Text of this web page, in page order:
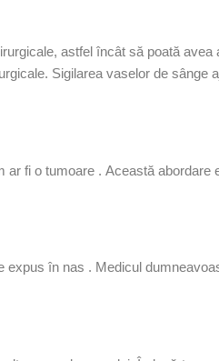
astfel încât să poată
Sigilarea vaselor de sânge
ar fi o tumoare . Această abordare
expus în nas . Medicul